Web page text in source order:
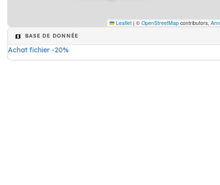
Leaflet | © OpenStreetMap contributors,
BASE DE DONNÉE
Achat fichier -20%